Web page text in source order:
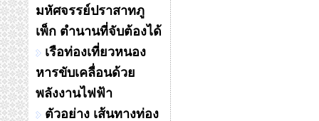
มหัศจรรย์ปราสาทภู
เพ็ก ตำนานที่จับต้องได้
เรือท่องเที่ยวหนอง
หารขับเคลื่อนด้วย
พลังงานไฟฟ้า
ตัวอย่าง เส้นทางท่อง